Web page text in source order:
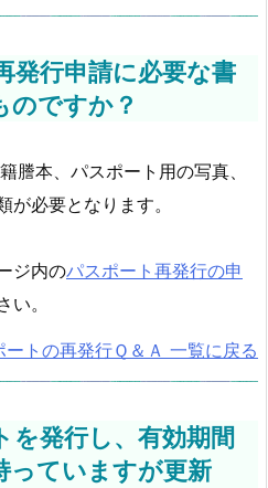
発行申請に必要な書
のですか？
謄本、パスポート用の写真、
が必要となります。
ジ内のパスポート再発行の申
い。
ートの再発行Ｑ＆Ａ 一覧に戻る
を発行し、有効期間
っていますが更新